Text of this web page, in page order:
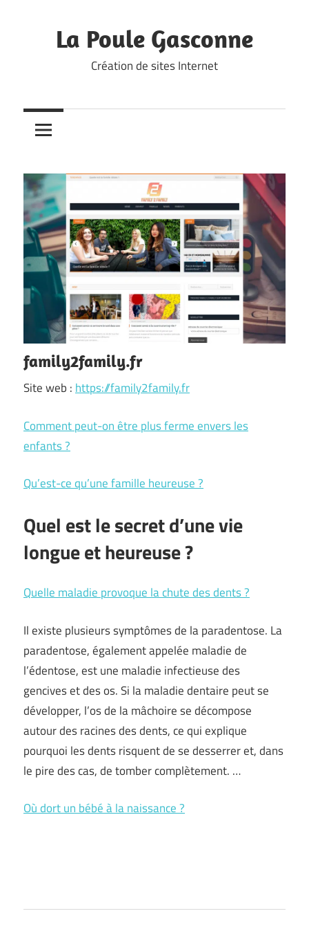
contentLa Poule Gasconne
Création de sites Internet
family2family.fr
Site web : https://family2family.fr
Comment peut-on être plus ferme envers les
enfants ?
Qu’est-ce qu’une famille heureuse ?
Quel est le secret d’une vie
longue et heureuse ?
Quelle maladie provoque la chute des dents ?
Il existe plusieurs symptômes de la paradentose. La
paradentose, également appelée maladie de
l’édentose, est une maladie infectieuse des
gencives et des os. Si la maladie dentaire peut se
développer, l’os de la mâchoire se décompose
autour des racines des dents, ce qui explique
pourquoi les dents risquent de se desserrer et, dans
le pire des cas, de tomber complètement. …
Où dort un bébé à la naissance ?